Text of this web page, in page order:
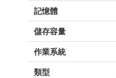
記憶體
儲存容量
作業系統
類型